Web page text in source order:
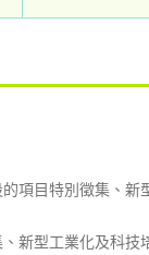
項目特別徵集、新
新型工業化及科技